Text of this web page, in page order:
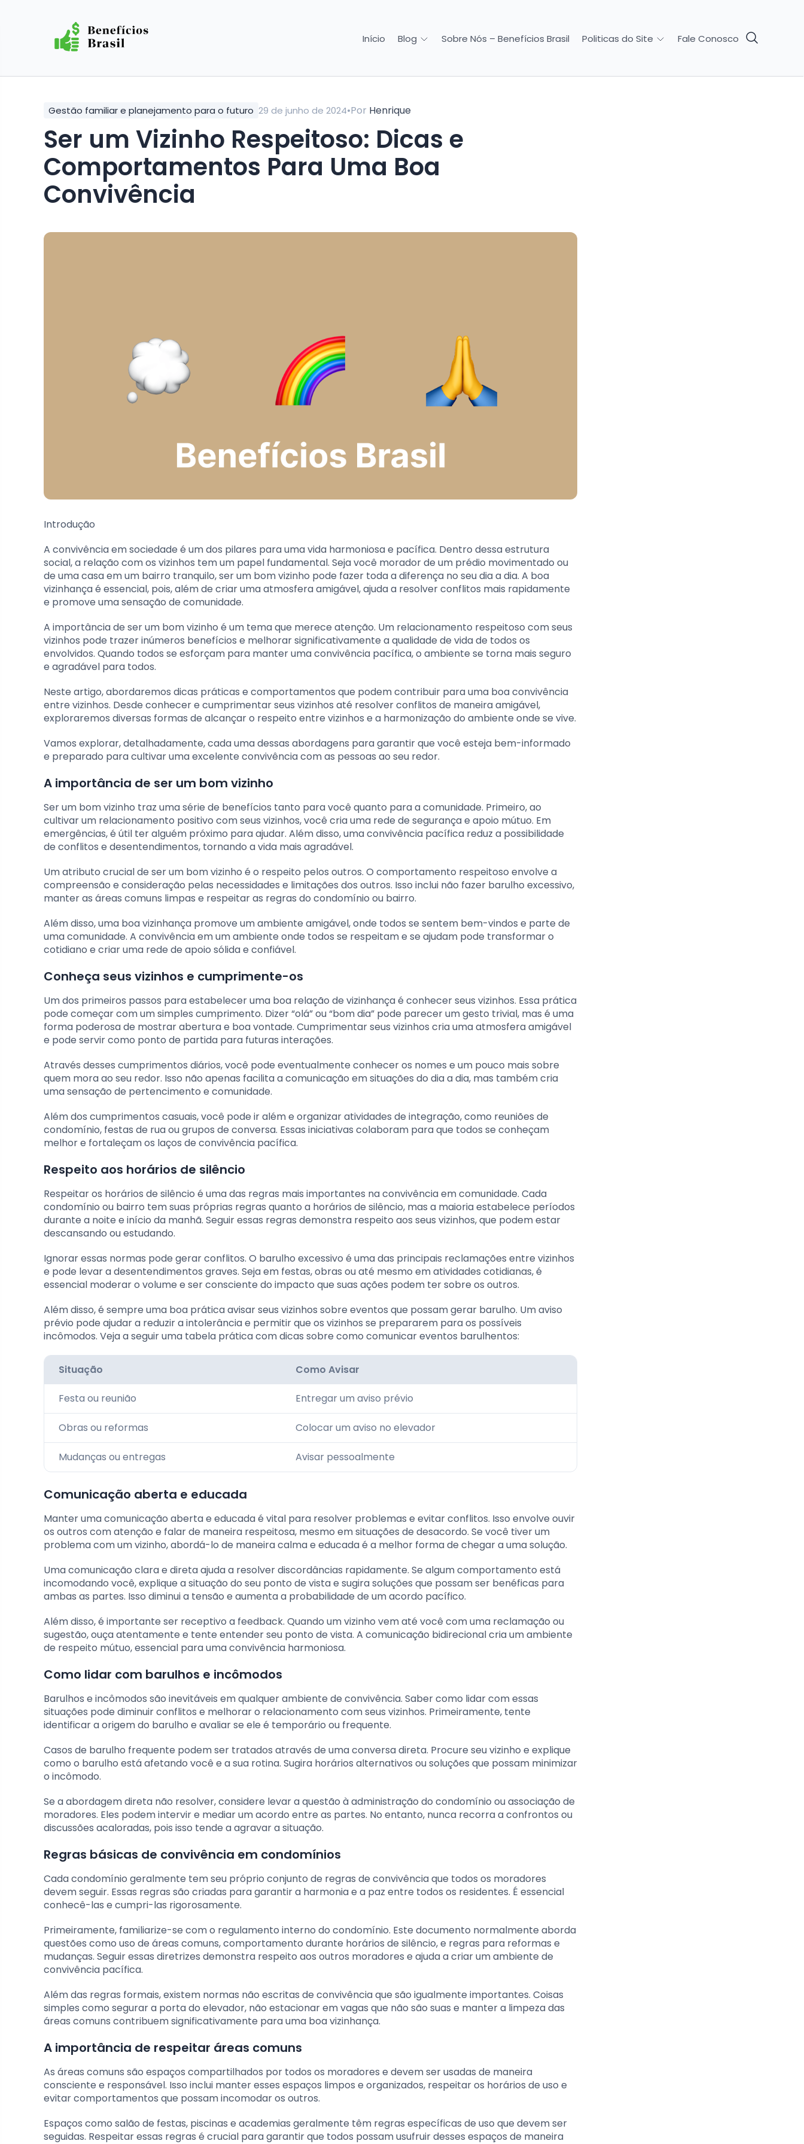
Início Blog Sobre Nós – Benefícios Brasil Politicas do Site Fale Conosco
Gestão familiar e planejamento para o futuro 29 de junho de 2024•Por Henrique
Ser um Vizinho Respeitoso: Dicas e
Comportamentos Para Uma Boa
Convivência
Introdução
A convivência em sociedade é um dos pilares para uma vida harmoniosa e pacífica. Dentro dessa estrutura
social, a relação com os vizinhos tem um papel fundamental. Seja você morador de um prédio movimentado ou
de uma casa em um bairro tranquilo, ser um bom vizinho pode fazer toda a diferença no seu dia a dia. A boa
vizinhança é essencial, pois, além de criar uma atmosfera amigável, ajuda a resolver conflitos mais rapidamente
e promove uma sensação de comunidade.
A importância de ser um bom vizinho é um tema que merece atenção. Um relacionamento respeitoso com seus
vizinhos pode trazer inúmeros benefícios e melhorar significativamente a qualidade de vida de todos os
envolvidos. Quando todos se esforçam para manter uma convivência pacífica, o ambiente se torna mais seguro
e agradável para todos.
Neste artigo, abordaremos dicas práticas e comportamentos que podem contribuir para uma boa convivência
entre vizinhos. Desde conhecer e cumprimentar seus vizinhos até resolver conflitos de maneira amigável,
exploraremos diversas formas de alcançar o respeito entre vizinhos e a harmonização do ambiente onde se vive.
Vamos explorar, detalhadamente, cada uma dessas abordagens para garantir que você esteja bem-informado
e preparado para cultivar uma excelente convivência com as pessoas ao seu redor.
A importância de ser um bom vizinho
Ser um bom vizinho traz uma série de benefícios tanto para você quanto para a comunidade. Primeiro, ao
cultivar um relacionamento positivo com seus vizinhos, você cria uma rede de segurança e apoio mútuo. Em
emergências, é útil ter alguém próximo para ajudar. Além disso, uma convivência pacífica reduz a possibilidade
de conflitos e desentendimentos, tornando a vida mais agradável.
Um atributo crucial de ser um bom vizinho é o respeito pelos outros. O comportamento respeitoso envolve a
compreensão e consideração pelas necessidades e limitações dos outros. Isso inclui não fazer barulho excessivo,
manter as áreas comuns limpas e respeitar as regras do condomínio ou bairro.
Além disso, uma boa vizinhança promove um ambiente amigável, onde todos se sentem bem-vindos e parte de
uma comunidade. A convivência em um ambiente onde todos se respeitam e se ajudam pode transformar o
cotidiano e criar uma rede de apoio sólida e confiável.
Conheça seus vizinhos e cumprimente-os
Um dos primeiros passos para estabelecer uma boa relação de vizinhança é conhecer seus vizinhos. Essa prática
pode começar com um simples cumprimento. Dizer “olá” ou “bom dia” pode parecer um gesto trivial, mas é uma
forma poderosa de mostrar abertura e boa vontade. Cumprimentar seus vizinhos cria uma atmosfera amigável
e pode servir como ponto de partida para futuras interações.
Através desses cumprimentos diários, você pode eventualmente conhecer os nomes e um pouco mais sobre
quem mora ao seu redor. Isso não apenas facilita a comunicação em situações do dia a dia, mas também cria
uma sensação de pertencimento e comunidade.
Além dos cumprimentos casuais, você pode ir além e organizar atividades de integração, como reuniões de
condomínio, festas de rua ou grupos de conversa. Essas iniciativas colaboram para que todos se conheçam
melhor e fortaleçam os laços de convivência pacífica.
Respeito aos horários de silêncio
Respeitar os horários de silêncio é uma das regras mais importantes na convivência em comunidade. Cada
condomínio ou bairro tem suas próprias regras quanto a horários de silêncio, mas a maioria estabelece períodos
durante a noite e início da manhã. Seguir essas regras demonstra respeito aos seus vizinhos, que podem estar
descansando ou estudando.
Ignorar essas normas pode gerar conflitos. O barulho excessivo é uma das principais reclamações entre vizinhos
e pode levar a desentendimentos graves. Seja em festas, obras ou até mesmo em atividades cotidianas, é
essencial moderar o volume e ser consciente do impacto que suas ações podem ter sobre os outros.
Além disso, é sempre uma boa prática avisar seus vizinhos sobre eventos que possam gerar barulho. Um aviso
prévio pode ajudar a reduzir a intolerância e permitir que os vizinhos se prepararem para os possíveis
incômodos. Veja a seguir uma tabela prática com dicas sobre como comunicar eventos barulhentos:
Situação Como Avisar
Festa ou reunião Entregar um aviso prévio
Obras ou reformas Colocar um aviso no elevador
Mudanças ou entregas Avisar pessoalmente
Comunicação aberta e educada
Manter uma comunicação aberta e educada é vital para resolver problemas e evitar conflitos. Isso envolve ouvir
os outros com atenção e falar de maneira respeitosa, mesmo em situações de desacordo. Se você tiver um
problema com um vizinho, abordá-lo de maneira calma e educada é a melhor forma de chegar a uma solução.
Uma comunicação clara e direta ajuda a resolver discordâncias rapidamente. Se algum comportamento está
incomodando você, explique a situação do seu ponto de vista e sugira soluções que possam ser benéficas para
ambas as partes. Isso diminui a tensão e aumenta a probabilidade de um acordo pacífico.
Além disso, é importante ser receptivo a feedback. Quando um vizinho vem até você com uma reclamação ou
sugestão, ouça atentamente e tente entender seu ponto de vista. A comunicação bidirecional cria um ambiente
de respeito mútuo, essencial para uma convivência harmoniosa.
Como lidar com barulhos e incômodos
Barulhos e incômodos são inevitáveis em qualquer ambiente de convivência. Saber como lidar com essas
situações pode diminuir conflitos e melhorar o relacionamento com seus vizinhos. Primeiramente, tente
identificar a origem do barulho e avaliar se ele é temporário ou frequente.
Casos de barulho frequente podem ser tratados através de uma conversa direta. Procure seu vizinho e explique
como o barulho está afetando você e a sua rotina. Sugira horários alternativos ou soluções que possam minimizar
o incômodo.
Se a abordagem direta não resolver, considere levar a questão à administração do condomínio ou associação de
moradores. Eles podem intervir e mediar um acordo entre as partes. No entanto, nunca recorra a confrontos ou
discussões acaloradas, pois isso tende a agravar a situação.
Regras básicas de convivência em condomínios
Cada condomínio geralmente tem seu próprio conjunto de regras de convivência que todos os moradores
devem seguir. Essas regras são criadas para garantir a harmonia e a paz entre todos os residentes. É essencial
conhecê-las e cumpri-las rigorosamente.
Primeiramente, familiarize-se com o regulamento interno do condomínio. Este documento normalmente aborda
questões como uso de áreas comuns, comportamento durante horários de silêncio, e regras para reformas e
mudanças. Seguir essas diretrizes demonstra respeito aos outros moradores e ajuda a criar um ambiente de
convivência pacífica.
Além das regras formais, existem normas não escritas de convivência que são igualmente importantes. Coisas
simples como segurar a porta do elevador, não estacionar em vagas que não são suas e manter a limpeza das
áreas comuns contribuem significativamente para uma boa vizinhança.
A importância de respeitar áreas comuns
As áreas comuns são espaços compartilhados por todos os moradores e devem ser usadas de maneira
consciente e responsável. Isso inclui manter esses espaços limpos e organizados, respeitar os horários de uso e
evitar comportamentos que possam incomodar os outros.
Espaços como salão de festas, piscinas e academias geralmente têm regras específicas de uso que devem ser
seguidas. Respeitar essas regras é crucial para garantir que todos possam usufruir desses espaços de maneira